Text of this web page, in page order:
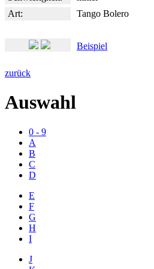
Art:
Tango Bolero
Beispiel
zurück
Auswahl
0 - 9
A
B
C
D
E
F
G
H
I
J